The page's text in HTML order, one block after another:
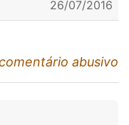
26/07/2016
abusivo